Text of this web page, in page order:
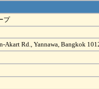
プ
Akart Rd., Yannawa, Bangkok